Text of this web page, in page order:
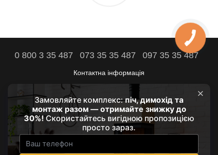
0 800 3 35 487 073 35 35 487 097 35 35 487
Контактна інформація
Повна версія сайту
Комфорт вашого дому - наша мета!
© 2021 - 2026 by HRUBA
Наші партнери: